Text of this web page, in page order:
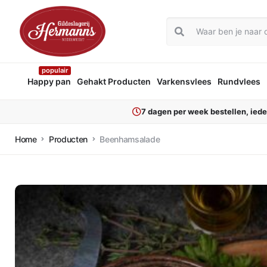
Happy pan
populair
Gehakt Producten Varkensvlees Rundvlees
7 dagen per week bestellen,
Home Producten Beenhamsalade